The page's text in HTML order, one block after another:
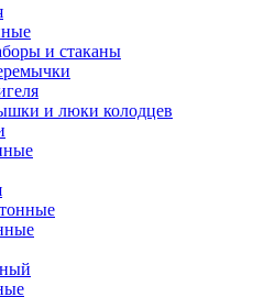
и стаканы
и люки колодцев